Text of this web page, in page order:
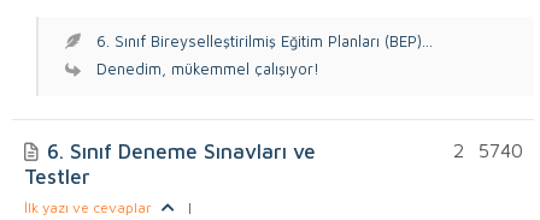
6. Sınıf Bireyselleştirilmiş Eğitim Planları (BEP)...
Denedim, mükemmel çalışıyor!
6. Sınıf Deneme Sınavları ve
Testler
İlk yazı ve cevaplar
|
5740
2